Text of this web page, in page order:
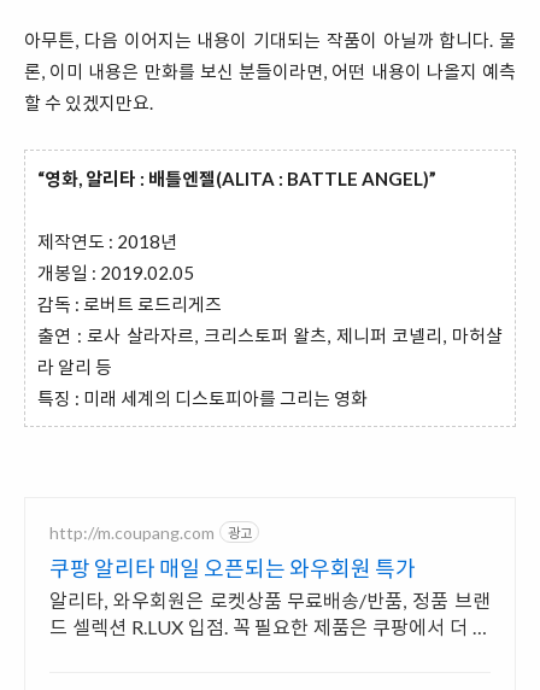
아무튼, 다음 이어지는 내용이 기대되는 작품이 아닐까 합니다. 물
론, 이미 내용은 만화를 보신 분들이라면, 어떤 내용이 나올지 예측
할 수 있겠지만요.
“영화, 알리타 : 배틀엔젤(ALITA : BATTLE ANGEL)”
제작연도 : 2018년
개봉일 : 2019.02.05
감독 : 로버트 로드리게즈
출연 : 로사 살라자르, 크리스토퍼 왈츠, 제니퍼 코넬리, 마허샬
라 알리 등
특징 : 미래 세계의 디스토피아를 그리는 영화
http://m.coupang.com 광고
쿠팡 알리타 매일 오픈되는 와우회원 특가
알리타, 와우회원은 로켓상품 무료배송/반품, 정품 브랜
드 셀렉션 R.LUX 입점. 꼭 필요한 제품은 쿠팡에서 더 저